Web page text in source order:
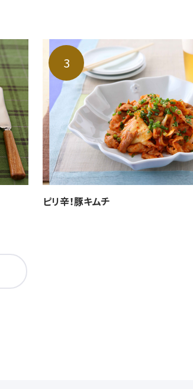
ピリ辛！豚キムチ